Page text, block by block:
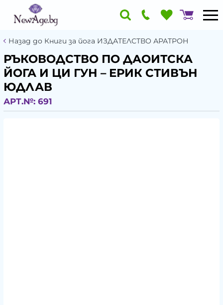
Назад до Книги за йога ИЗДАТЕЛСТВО АРАТРОН
РЪКОВОДСТВО ПО ДАОИТСКА
ЙОГА И ЦИ ГУН – ЕРИК СТИВЪН
ЮДЛАВ
АРТ.№: 691